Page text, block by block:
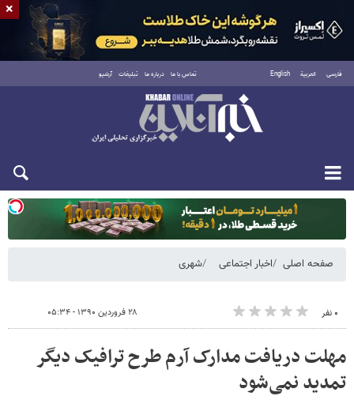
فارسی العربية English تماس با ما درباره ما تبلیغات آرشیو
یکشنبه ۱۸ مرداد ۱۴۰۵
صفحه اصلی اخبار اجتماعی شهری
۰ نفر ۲۸ فروردین ۱۳۹۰ - ۰۵:۳۴
مهلت دریافت مدارک آرم طرح ترافیک دیگر
تمدید نمی‌شود
×